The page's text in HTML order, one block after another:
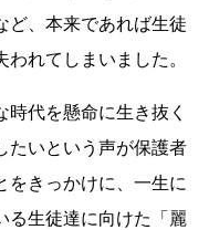
ど、本来であれば生徒
れてしまいました。
代を懸命に生き抜く
たいという声が保護者
をきっかけに、一生に
る生徒達に向けた「麗